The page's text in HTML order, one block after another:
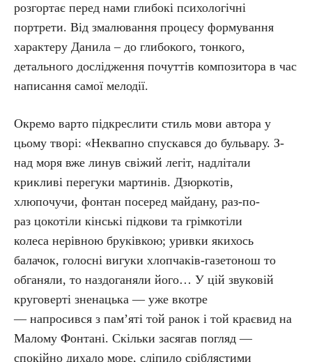
розгортає перед нами глибокі психологічні
портрети. Від змалювання процесу формування
характеру Данила – до глибокого, тонкого,
детального дослідження почуттів композитора в час
написання самої мелодії.
Окремо варто підкреслити стиль мови автора у
цьому творі: «Неквапно спускався до бульвару. З-
над моря вже линув свіжий легіт, надлітали
крикливі перегуки мартинів. Дзюркотів,
хлюпочучи, фонтан посеред майдану, раз-по-
раз цокотіли кінські підкови та грімкотіли
колеса нерівною бруківкою; уривки якихось
балачок, голосні вигуки хлопчаків-газетонош то
обганяли, то наздоганяли його… У цій звуковій
круговерті зненацька — уже вкотре
— напросився з пам’яті той ранок і той краєвид на
Малому Фонтані. Скільки засягав погляд —
спокійно дихало море, сліпило сріблястими